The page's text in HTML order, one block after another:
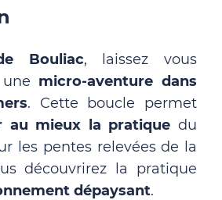
Bouliac, laissez vous
micro-aventure dans
. Cette boucle permet
au mieux la pratique du
les pentes relevées de la
découvrirez la pratique
dépaysant.